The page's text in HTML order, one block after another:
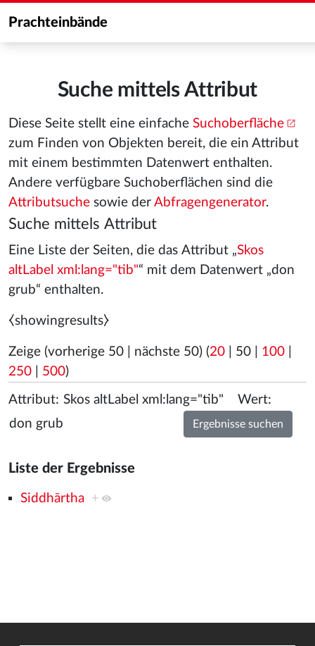
Prachteinbände
Suche mittels Attribut
Diese Seite stellt eine einfache Suchoberfläche
zum Finden von Objekten bereit, die ein Attribut
mit einem bestimmten Datenwert enthalten.
Andere verfügbare Suchoberflächen sind die
Attributsuche sowie der Abfragengenerator.
Suche mittels Attribut
Eine Liste der Seiten, die das Attribut „Skos
altLabel xml:lang="tib"“ mit dem Datenwert „don
grub“ enthalten.
⧼showingresults⧽
Zeige (vorherige 50 nächste 50) (20 50 100
250
500)
Attribut: Wert:
Liste der Ergebnisse
Siddhārtha +